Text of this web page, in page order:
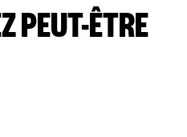
PEUT-ÊTRE